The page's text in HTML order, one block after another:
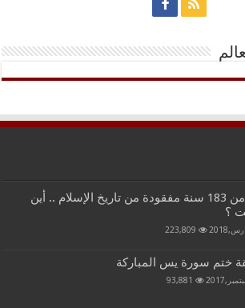
اكثر من 183 سنة مفقودة من تاريخ الإسلام .. أين
؟
223,809
ختم سورة يس المباركة
93,881